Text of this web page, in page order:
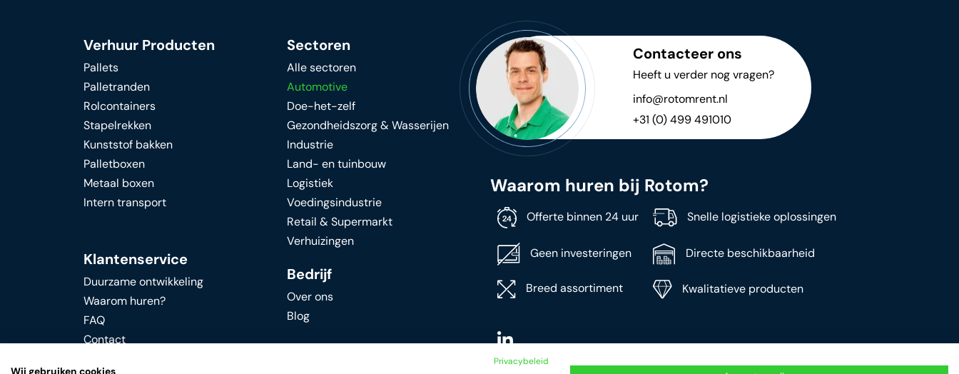
Verhuur Producten
Pallets
Palletranden
Rolcontainers
Stapelrekken
Kunststof bakken
Palletboxen
Metaal boxen
Intern transport
Klantenservice
Duurzame ontwikkeling
Waarom huren?
FAQ
Contact
Sectoren
Alle sectoren
Automotive
Doe-het-zelf
Gezondheidszorg & Wasserijen
Industrie
Land- en tuinbouw
Logistiek
Voedingsindustrie
Retail & Supermarkt
Verhuizingen
Bedrijf
Over ons
Blog
Contacteer ons
Heeft u verder nog vragen?
info@rotomrent.nl
+31 (0) 499 491010
Waarom huren bij Rotom?
Offerte binnen 24 uur Snelle logistieke oplossingen
Geen investeringen Directe beschikbaarheid
Breed assortiment Kwalitatieve producten
Privacybeleid
Wij gebruiken cookies